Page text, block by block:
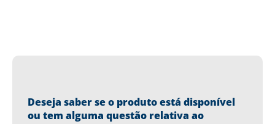
Deseja saber se o produto está disponível
ou tem alguma questão relativa ao